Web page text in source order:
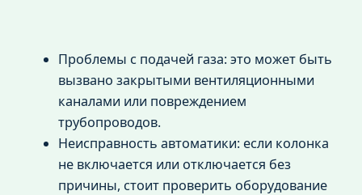
Проблемы с подачей газа: это может быть
вызвано закрытыми вентиляционными
каналами или повреждением
трубопроводов.
Неисправность автоматики: если колонка
не включается или отключается без
причины, стоит проверить оборудование